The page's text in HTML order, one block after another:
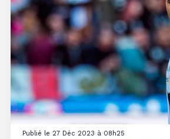
Publié le 27 Déc 2023 à 08h25